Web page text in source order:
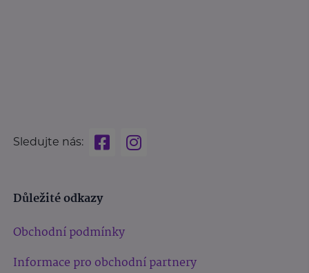
Sledujte nás:
Důležité odkazy
Obchodní podmínky
Informace pro obchodní partnery